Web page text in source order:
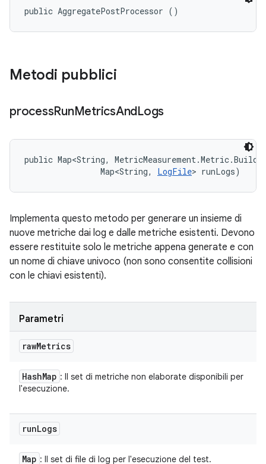
public AggregatePostProcessor ()
Metodi pubblici
processRunMetricsAndLogs
public Map<String,
                Map<String,
LogFile> runLogs)
Implementa questo metodo per generare un insieme di
nuove metriche dai log e dalle metriche esistenti. Devono
essere restituite solo le metriche appena generate e con
un nome di chiave univoco (non sono consentite collisioni
con le chiavi esistenti).
Parametri
rawMetrics
HashMap : Il set di metriche non elaborate disponibili per
l'esecuzione.
runLogs
Map : Il set di file di log per l'esecuzione del test.